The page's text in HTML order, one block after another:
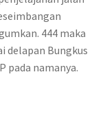
444 maka
delapan Bungkus
pada namanya.